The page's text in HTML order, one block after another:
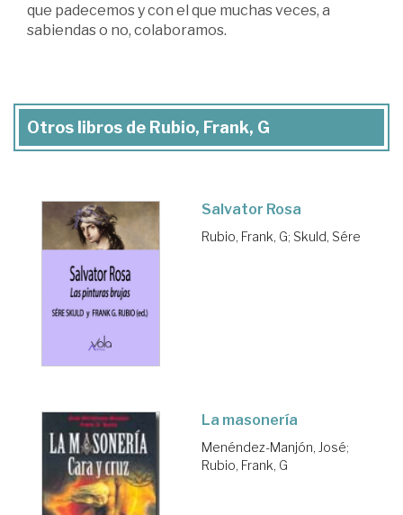
que padecemos y con el que muchas veces, a
sabiendas o no, colaboramos.
Otros libros de Rubio, Frank, G
Salvator Rosa
Rubio, Frank, G; Skuld, Sére
La masonería
Menéndez-Manjón, José;
Rubio, Frank, G